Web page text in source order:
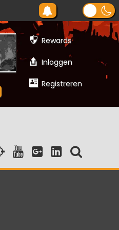
Rewards
Inloggen
Registreren